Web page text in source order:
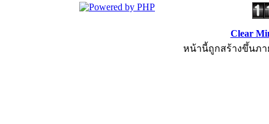
Clear
หน้านี้ถูกสร้างขึ้นภา